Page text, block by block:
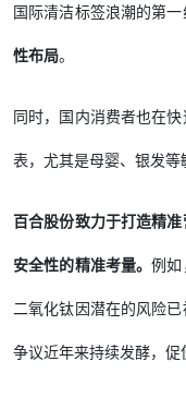
国际清洁标签浪潮的第一
性布局。
同时，国内消费者也在
表，尤其是母婴、银发等
百合股份致力于打造精
安全性的精准考量。例如
二氧化钛因潜在的风险
争议近年来持续发酵，促